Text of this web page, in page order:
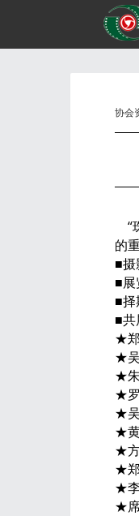
协会
“
的
■
■展
■择
■共
★郑
★吴
★朱
★罗
★吴
★黄
★方
★郑
★李
★席